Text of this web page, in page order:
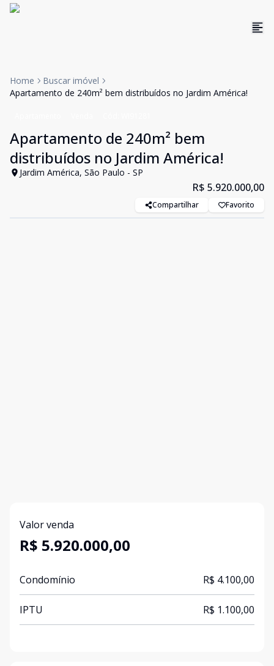
Home
Buscar imóvel
Apartamento de 240m² bem distribuídos no Jardim América!
Apartamento de 240m² bem
distribuídos no Jardim América!
Jardim América, São Paulo - SP
R$ 5.920.000,00
Compartilhar Favorito
Valor venda
R$ 5.920.000,00
Condomínio R$ 4.100,00
IPTU R$ 1.100,00